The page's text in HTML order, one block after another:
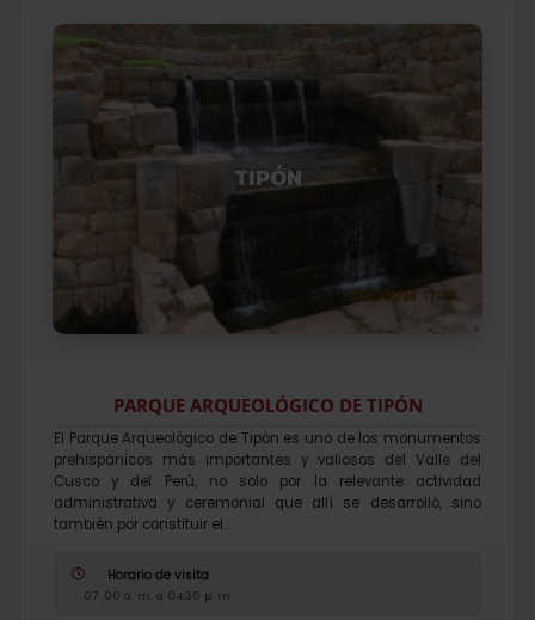
TIPÓN
PARQUE ARQUEOLÓGICO DE TIPÓN
El Parque Arqueológico de Tipón es uno de los monumentos
prehispánicos más importantes y valiosos del Valle del
Cusco y del Perú, no solo por la relevante actividad
administrativa y ceremonial que allí se desarrolló, sino
también por constituir el...
Horario de visita
07: 00 a. m. a 04:30 p. m.